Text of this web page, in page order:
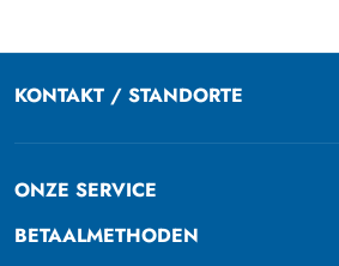
KONTAKT / STANDORTE
ONZE SERVICE
BETAALMETHODEN